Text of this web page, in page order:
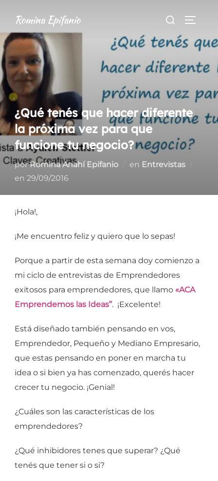
contenido
Romina Epifanio Buscar:
¿Qué tenés que hacer diferente
la próxima vez para que
funcione tu negocio?
porRomina Anahí Epifanio en Entrevistas
en Publicado
29/09/2016
¡Hola!,
¡Me encuentro feliz y quiero que lo sepas!
Porque a partir de esta semana doy comienzo a
mi ciclo de entrevistas de Emprendedores
exitosos para emprendedores, que llamo «ACA
Emprendemos las Ideas”. ¡Excelente!
Está diseñado también pensando en vos,
Emprendedor, Pequeño y Mediano Empresario,
que estas pensando en poner en marcha tu
idea o si bien ya has comenzado, querés hacer
crecer tu negocio. ¡Genial!
¿Cuáles son las características de los
emprendedores?
¿Qué inhibidores tenes que superar? ¿Qué
tenés que tener si o si?